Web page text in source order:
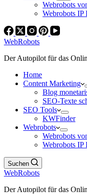
Webrobots
Webrobots IP
WebRobots
Der Autopilot für das
Home
Content Marketing
Blog
SEO-Texte
SEO Tools
KWFinder
Webrobots
Webrobots
Webrobots IP
Suchen
WebRobots
Der Autopilot für das